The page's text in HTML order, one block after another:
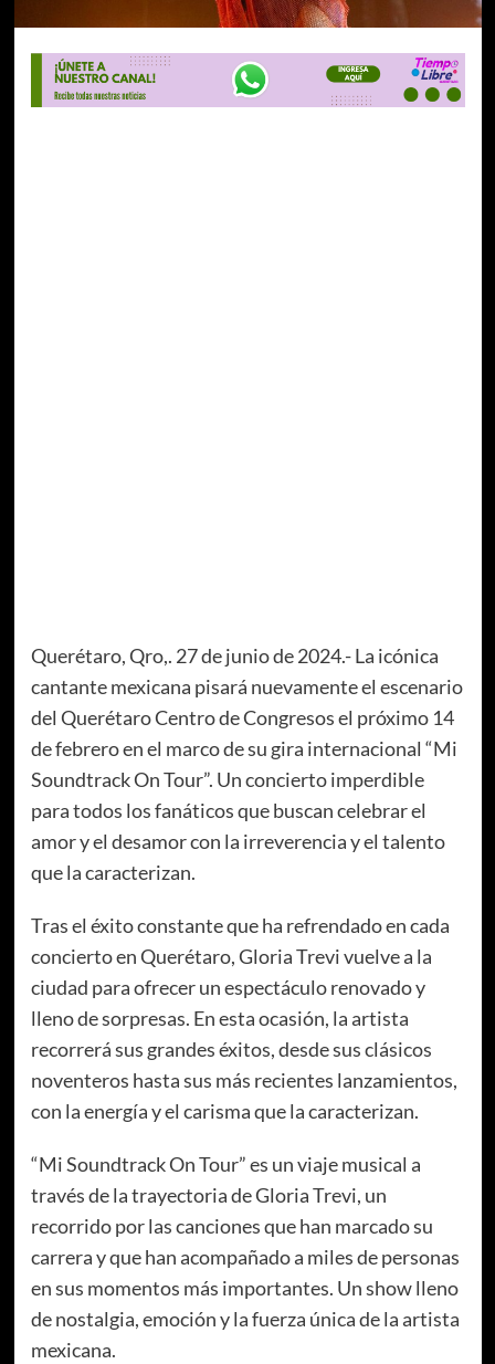
Querétaro, Qro,. 27 de junio de 2024.- La icónica
cantante mexicana pisará nuevamente el escenario
del Querétaro Centro de Congresos el próximo 14
de febrero en el marco de su gira internacional “Mi
Soundtrack On Tour”. Un concierto imperdible
para todos los fanáticos que buscan celebrar el
amor y el desamor con la irreverencia y el talento
que la caracterizan.
Tras el éxito constante que ha refrendado en cada
concierto en Querétaro, Gloria Trevi vuelve a la
ciudad para ofrecer un espectáculo renovado y
lleno de sorpresas. En esta ocasión, la artista
recorrerá sus grandes éxitos, desde sus clásicos
noventeros hasta sus más recientes lanzamientos,
con la energía y el carisma que la caracterizan.
“Mi Soundtrack On Tour” es un viaje musical a
través de la trayectoria de Gloria Trevi, un
recorrido por las canciones que han marcado su
carrera y que han acompañado a miles de personas
en sus momentos más importantes. Un show lleno
de nostalgia, emoción y la fuerza única de la artista
mexicana.